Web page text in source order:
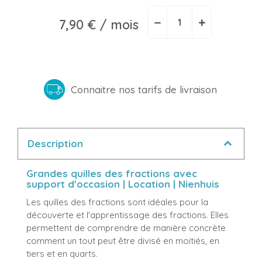
7,90 € / mois − +
Connaitre nos tarifs de livraison
Description
Grandes quilles des fractions avec
support d'occasion | Location | Nienhuis
Les quilles des fractions sont idéales pour la
découverte et l'apprentissage des fractions. Elles
permettent de comprendre de manière concrète
comment un tout peut être divisé en moitiés, en
tiers et en quarts.